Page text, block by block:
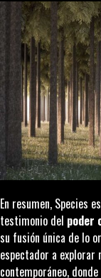
En resumen, Species
testimonio del poder
su fusión única de lo
espectador a
contemporáneo,